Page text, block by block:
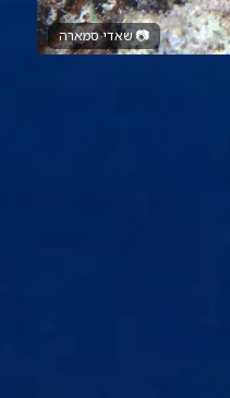
📷שאדי סמארה